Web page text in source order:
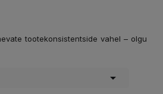
tootekonsistentside vahel – olgu
